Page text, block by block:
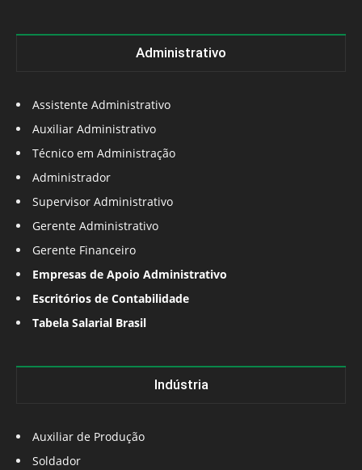
Administrativo
Assistente Administrativo
Auxiliar Administrativo
Técnico em Administração
Administrador
Supervisor Administrativo
Gerente Administrativo
Gerente Financeiro
Empresas de Apoio Administrativo
Escritórios de Contabilidade
Tabela Salarial Brasil
Indústria
Auxiliar de Produção
Soldador